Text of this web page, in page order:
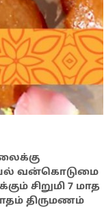
வன்கொடுமை
சிறுமி 7 மாத
திருமணம்